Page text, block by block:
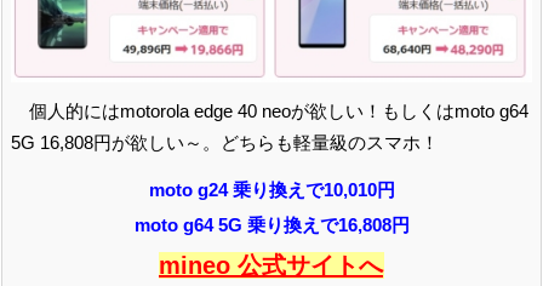
個人的にはmotorola edge 40 neoが欲しい！もしくはmoto g64
5G 16,808円が欲しい～。どちらも軽量級のスマホ！
moto g24 乗り換えで10,010円
moto g64 5G 乗り換えで16,808円
mineo 公式サイトへ